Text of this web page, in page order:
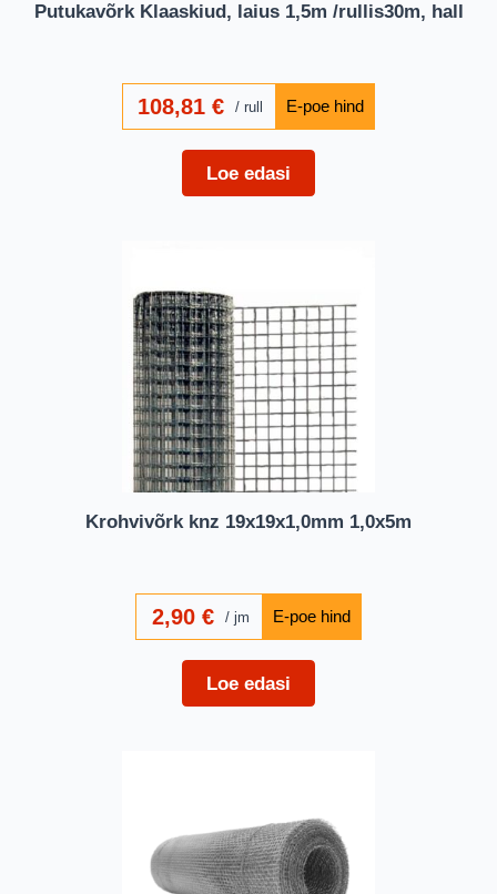
Putukavõrk Klaaskiud, laius 1,5m /rullis30m, hall
108,81€ rull
Loe edasi
Krohvivõrk knz 19x19x1,0mm 1,0x5m
2,90 € jm
Loe edasi